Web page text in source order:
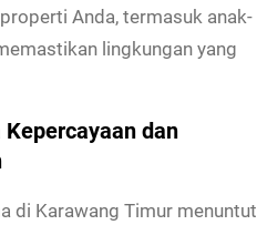
Anda, termasuk anak-
lingkungan yang
dan
di Karawang Timur menuntut